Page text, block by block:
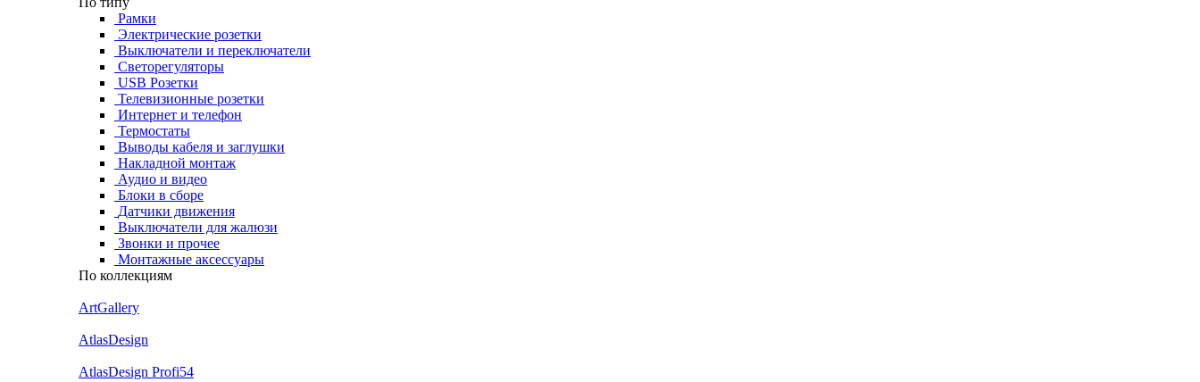
Рамки
Электрические розетки
Выключатели и переключатели
Светорегуляторы
USB Розетки
Телевизионные розетки
Интернет и телефон
Термостаты
Выводы кабеля и заглушки
Накладной монтаж
Аудио и видео
Блоки в сборе
Датчики движения
Выключатели для жалюзи
Звонки и прочее
Монтажные аксессуары
По коллекциям
ArtGallery
AtlasDesign
AtlasDesign Profi54